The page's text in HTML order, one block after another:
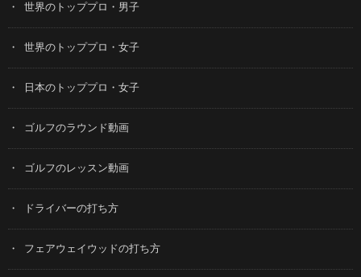
世界のトッププロ・男子
世界のトッププロ・女子
日本のトッププロ・女子
ゴルフのラウンド動画
ゴルフのレッスン動画
ドライバーの打ち方
フェアウェイウッドの打ち方